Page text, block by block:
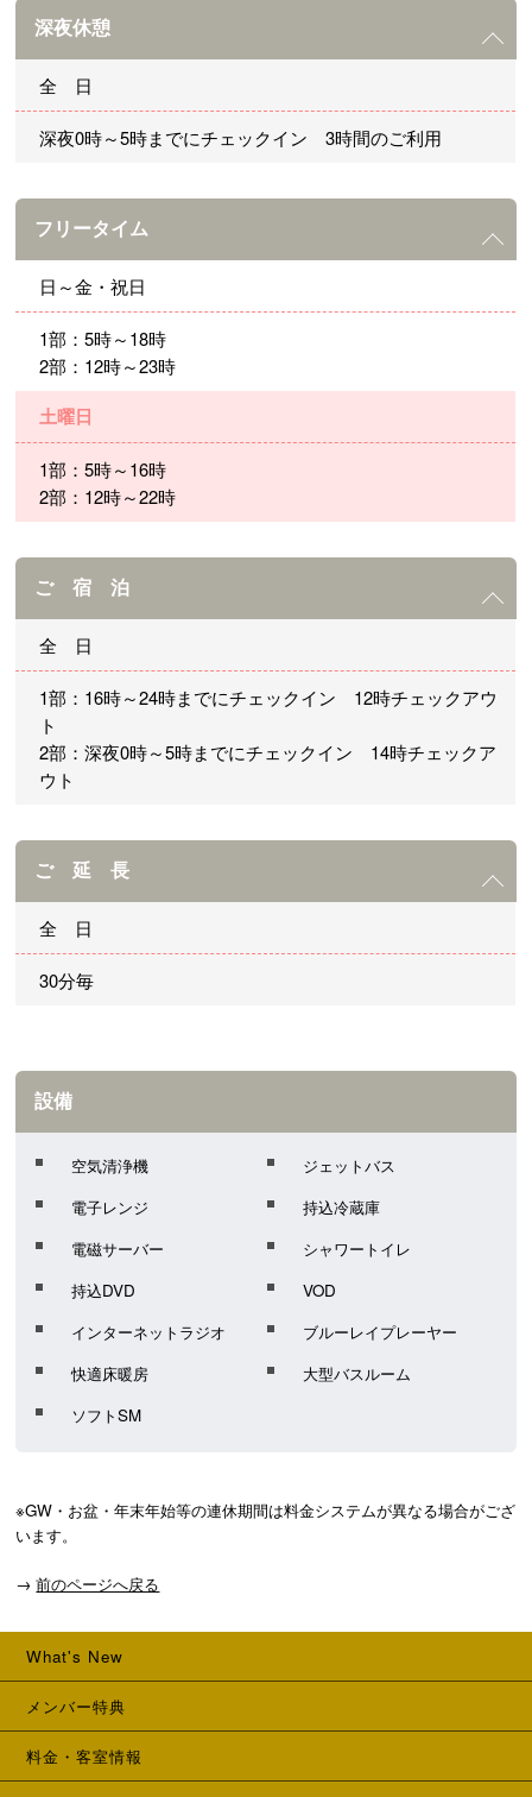
深夜休憩
全 日
深夜0時～5時までにチェックイン 3時間のご利用
フリータイム
日～金・祝日
1部：5時～18時
2部：12時～23時
土曜日
1部：5時～16時
2部：12時～22時
ご 宿 泊
全 日
1部：16時～24時までにチェックイン 12時チェックアウ
ト
2部：深夜0時～5時までにチェックイン 14時チェックア
ウト
ご 延 長
全 日
30分毎
設備
空気清浄機
ジェットバス
電子レンジ
持込冷蔵庫
電磁サーバー
シャワートイレ
持込DVD
VOD
インターネットラジオ
ブルーレイプレーヤー
快適床暖房
大型バスルーム
ソフトSM
※GW・お盆・年末年始等の連休期間は料金システムが異なる場合がござ
→ 前のページへ戻る
What's New
メンバー特典
料金・客室情報